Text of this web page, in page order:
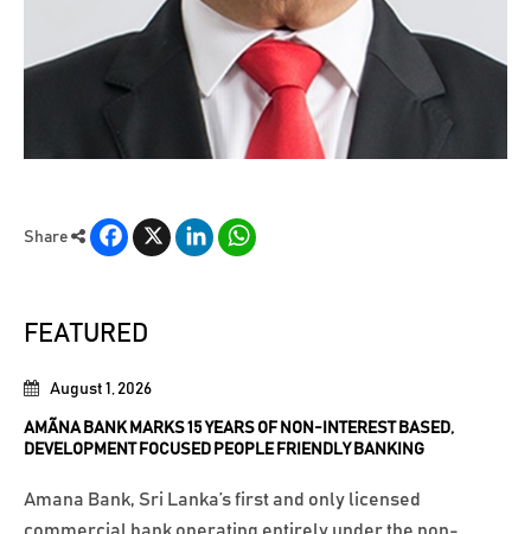
Share
Facebook
X LinkedIn
FEATURED
August 1, 2026
AMÃNA BANK MARKS 15 YEARS OF NON-INTEREST BASED,
DEVELOPMENT FOCUSED PEOPLE FRIENDLY BANKING
Amana Bank, Sri Lanka’s first and only licensed
commercial bank operating entirely under the non-